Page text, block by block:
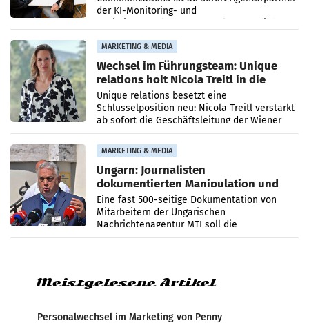
der KI-Monitoring- und
MARKETING & MEDIA
Wechsel im Führungsteam: Unique
relations holt Nicola Treitl in die
Geschäftsleitung
Unique relations besetzt eine
Schlüsselposition neu: Nicola Treitl verstärkt
ab sofort die Geschäftsleitung der Wiener
PR-Agentur an der Seite von Josef Kalina und
Anna Kalina-Mahr.
MARKETING & MEDIA
Ungarn: Journalisten
dokumentierten Manipulation und
Zensur
Eine fast 500-seitige Dokumentation von
Mitarbeitern der Ungarischen
Nachrichtenagentur MTI soll die
systematische Nachrichten-Manipulation und
Meistgelesene Artikel
Personalwechsel im Marketing von Penny